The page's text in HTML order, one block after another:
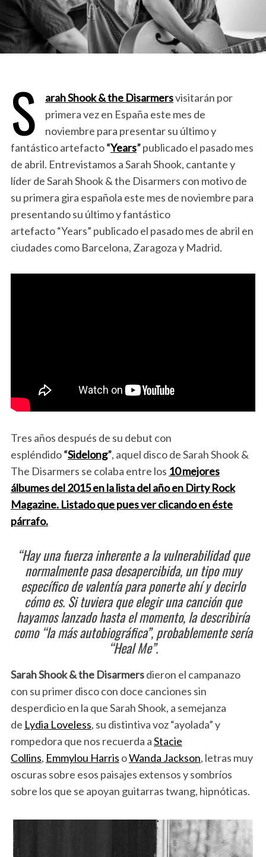
S arah Shook & the Disarmersvisitarán por
primera vez en España este mes de
noviembre para presentar su último y
fantástico artefacto“Years”publicado el pasado mes
de abril. Entrevistamos a Sarah Shook, cantante y
líder de Sarah Shook & the Disarmers con motivo de
su primera gira española este mes de noviembre para
presentando su último y fantástico
artefacto “Years” publicado el pasado mes de abril en
ciudades como Barcelona, Zaragoza y Madrid.
Tres años después de su debut con
espléndido“Sidelong”, aquel disco de Sarah Shook &
The Disarmers se colaba entre los 10 mejores
álbumes del 2015 en la lista del año en Dirty Rock
Magazine. Listado que pues ver clicando en éste
párrafo.
“Hay una fuerza inherente a la vulnerabilidad que
normalmente pasa desapercibida, un tipo muy
específico de valentía para ponerte ahí y decirlo
cómo es. Si tuviera que elegir una canción que
hayamos lanzado hasta el momento, la describiría
como “la más autobiográfica”, probablemente sería
“Heal Me”.
Sarah Shook & the Disarmersdieron el campanazo
con su primer disco con doce canciones sin
desperdicio en la que Sarah Shook, a semejanza
de Lydia Loveless, su distintiva voz “ayolada” y
rompedora que nos recuerda aStacie
Collins, Emmylou Harris oWanda Jackson, letras muy
oscuras sobre esos paisajes extensos y sombríos
sobre los que se apoyan guitarras twang, hipnóticas.